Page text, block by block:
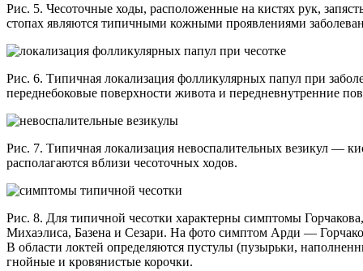
Рис. 5. Чесоточные ходы, расположенные на кистях рук,
стопах являются типичными кожными проявлениями
Рис. 6. Типичная локализация фолликулярных папул при
переднебоковые поверхности живота и передневнутренние
Рис. 7. Типичная локализация невоспалительных везикул —
располагаются вблизи чесоточных ходов.
Рис. 8. Для типичной чесотки характерны симптомы
Михаэлиса, Базена и Сезари. На фото симптом Арди —
В области локтей определяются пустулы (пузырьки,
гнойные и кровянистые корочки.